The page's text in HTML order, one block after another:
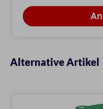
Alternative Artikel